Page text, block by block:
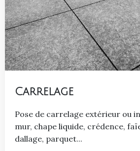
Carrelage
Pose de carrelage extérieur ou
mur, chape liquide, crédence,
dallage, parquet...